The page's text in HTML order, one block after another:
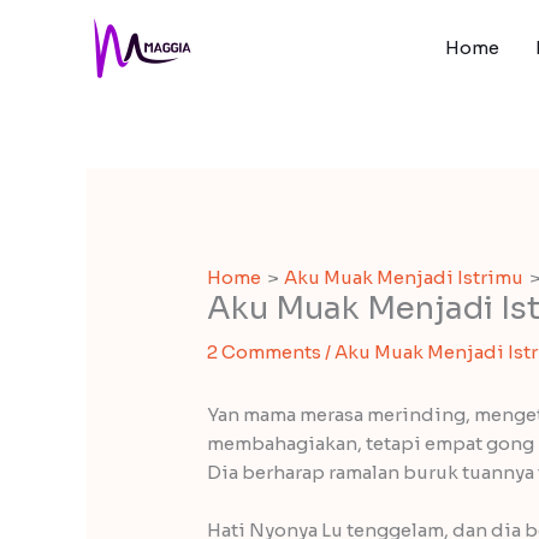
Home
Home Aku Muak Menjadi Istrimu
Aku Muak Menjadi
2 Comments /Aku Muak Menjadi
Yan mama merasa merinding,
membahagiakan, tetapi empat
Dia berharap ramalan buruk
Hati Nyonya Lu tenggelam, dan dia